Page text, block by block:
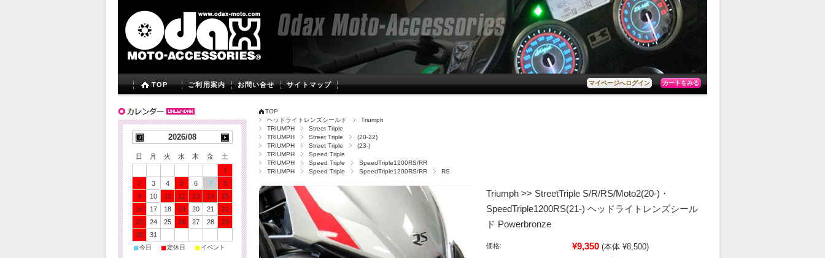
マイページへログイン カートをみる
TOP ご利用案内 お問い合せ サイトマップ
TOP
ヘッドライトレンズシールド
Triumph
TRIUMPH
Street Triple
TRIUMPH
Street Triple
(20-22)
TRIUMPH
Street Triple
(23-)
TRIUMPH
Speed Triple
TRIUMPH
Speed Triple
SpeedTriple1200RS/RR
TRIUMPH
Speed Triple SpeedTriple1200RS/RR RS
Triumph >> StreetTriple S/R/RS/Moto2(20-)・
SpeedTriple1200RS(21-) ヘッドライトレンズシール
ド Powerbronze
価格: ¥9,350 (本体 ¥8,500)
2026/08
日 月 火 水 木 金
土
1
2
3 4 5 6 7
8
9
10 11 12 13 14
15
16
17 18 19 20 21
22
23
24 25 26 27 28
29
30
31
■ 今日 ■ 定休日 ■ イベント